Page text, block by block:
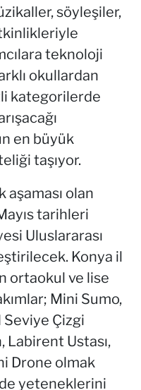
söyleşiler,
teknoloji
okullardan
kategorilerde
en büyük
taşıyor.
aşaması olan
tarihleri
Uluslararası
Konya il
ortaokul ve lise
Mini Sumo,
Seviye Çizgi
Labirent Ustası,
Drone olmak
yeteneklerini